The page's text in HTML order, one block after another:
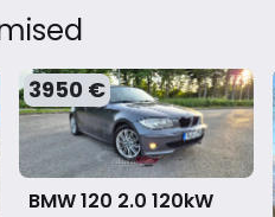
3950 €
BMW 120 2.0 120kW